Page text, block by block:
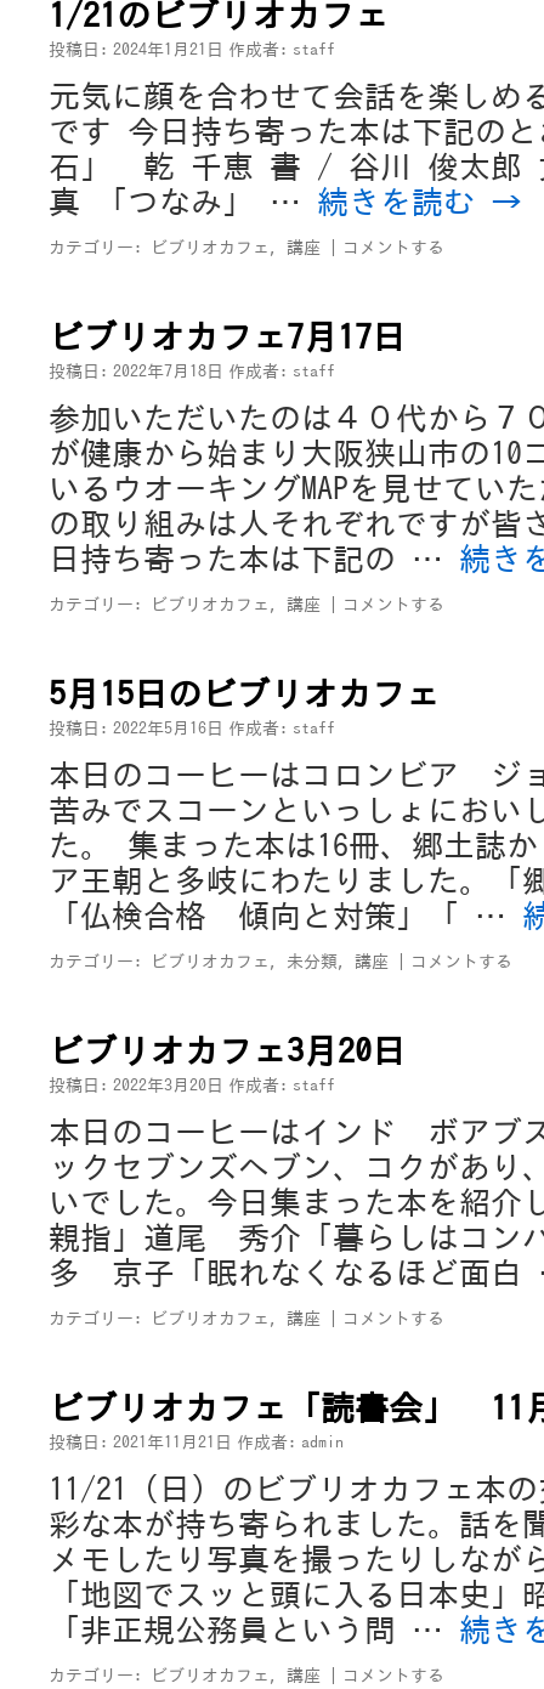
1/21のビブリオカフェ
投稿日: 2024年1月21日 作成者: staff
元気に顔を合わせて会話を楽しめ
です 今日持ち寄った本は下記
石」 乾 千恵 書 / 谷川 俊太郎
真 「つなみ」 … 続きを読む →
カテゴリー: ビブリオカフェ , 講座 コメントする
ビブリオカフェ7月17日
投稿日: 2022年7月18日 作成者: staff
参加いただいたのは４０代から７
が健康から始まり大阪狭山市の10
いるウオーキングMAPを見せてい
の取り組みは人それぞれですが皆
日持ち寄った本は下記の … 続き
カテゴリー: ビブリオカフェ , 講座 コメントする
5月15日のビブリオカフェ
投稿日: 2022年5月16日 作成者: staff
本日のコーヒーはコロンビア ジ
苦みでスコーンといっしょにおい
た。 集まった本は16冊、郷土誌
ア王朝と多岐にわたりました。「
「仏検合格 傾向と対策」「 …
カテゴリー: ビブリオカフェ , 未分類, 講座 コメントする
ビブリオカフェ3月20日
投稿日: 2022年3月20日 作成者: staff
本日のコーヒーはインド ボアブ
ックセブンズヘブン、コクがあり
いでした。今日集まった本を紹介
親指」道尾 秀介「暮らしはコン
多 京子「眠れなくなるほど面
カテゴリー: ビブリオカフェ , 講座 コメントする
ビブリオカフェ「読書会」 11
投稿日: 2021年11月21日 作成者: admin
11/21（日）のビブリオカフェ本
彩な本が持ち寄られました。話を
メモしたり写真を撮ったりしなが
「地図でスッと頭に入る日本史
「非正規公務員という問 … 続き
カテゴリー: ビブリオカフェ , 講座 コメントする